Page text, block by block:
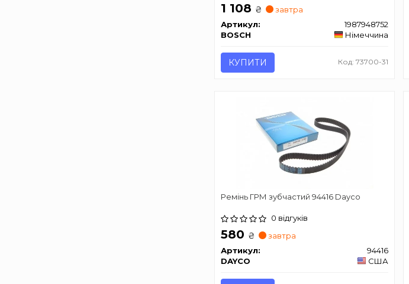
1 108 ₴
завтра
Артикул:
1987948752
BOSCH
Німеччина
КУПИТИ Код: 73700-31
Ремінь ГРМ зубчастий 94416 Dayco
0 відгуків
580 ₴
завтра
Артикул:
94416
DAYCO
США